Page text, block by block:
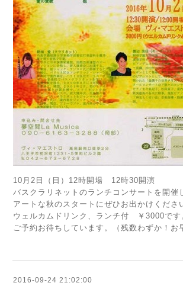
10月2日（日）12時開場 12時30開演
バスクラリネットのランチコンサートを開催
アートな秋のスタートにぜひお出かけくださ
ウェルカムドリンク、ランチ付 ￥3000です
ご予約お待ちしています。（残数わずか！お
2016-09-24 21:02:00